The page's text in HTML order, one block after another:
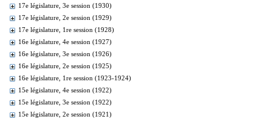
17e législature, 3e session (1930)
17e législature, 2e session (1929)
17e législature, 1re session (1928)
16e législature, 4e session (1927)
16e législature, 3e session (1926)
16e législature, 2e session (1925)
16e législature, 1re session (1923-1924)
15e législature, 4e session (1922)
15e législature, 3e session (1922)
15e législature, 2e session (1921)